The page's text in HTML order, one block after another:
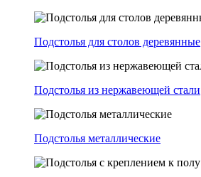
Подстолья для столов деревянные
Подстолья из нержавеющей стали
Подстолья металлические